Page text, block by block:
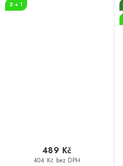
2 + 1
404 Kč bez DPH
489 Kč